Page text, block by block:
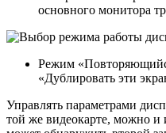
основного монитора
Режим
«Дублировать эти
Управлять параметрами
той же видеокарте, можно и